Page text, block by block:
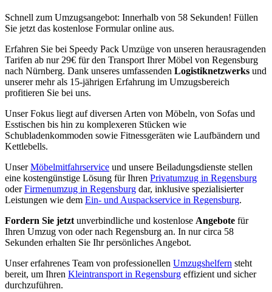
Schnell zum Umzugsangebot: Innerhalb von 58 Sekunden! Füllen
Sie jetzt das kostenlose Formular online aus.
Erfahren Sie bei Speedy Pack Umzüge von unseren herausragenden
Tarifen ab nur 29€ für den Transport Ihrer Möbel von Regensburg
nach Nürnberg. Dank unseres umfassenden Logistiknetzwerks und
unserer mehr als 15-jährigen Erfahrung im Umzugsbereich
profitieren Sie bei uns.
Unser Fokus liegt auf diversen Arten von Möbeln, von Sofas und
Esstischen bis hin zu komplexeren Stücken wie
Schubladenkommoden sowie Fitnessgeräten wie Laufbändern und
Kettlebells.
UnserMöbelmitfahrservice und unsere Beiladungsdienste stellen
eine kostengünstige Lösung für Ihren Privatumzug in Regensburg
oderFirmenumzug in Regensburg dar, inklusive spezialisierter
Leistungen wie dem Ein- und Auspackservice in Regensburg.
Fordern Sie jetzt unverbindliche und kostenlose Angebote für
Ihren Umzug von oder nach Regensburg an. In nur circa 58
Sekunden erhalten Sie Ihr persönliches Angebot.
Unser erfahrenes Team von professionellen Umzugshelfern steht
bereit, um Ihren Kleintransport in Regensburg effizient und sicher
durchzuführen.